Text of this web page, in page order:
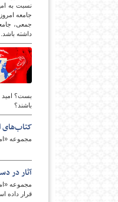
نسبت به
جامعه
جمعی،
داشته باشد.
بست؟ امید
باشند؟
کتاب‌های
مجموعه‌
آثار در
مجموعه
قرار داده